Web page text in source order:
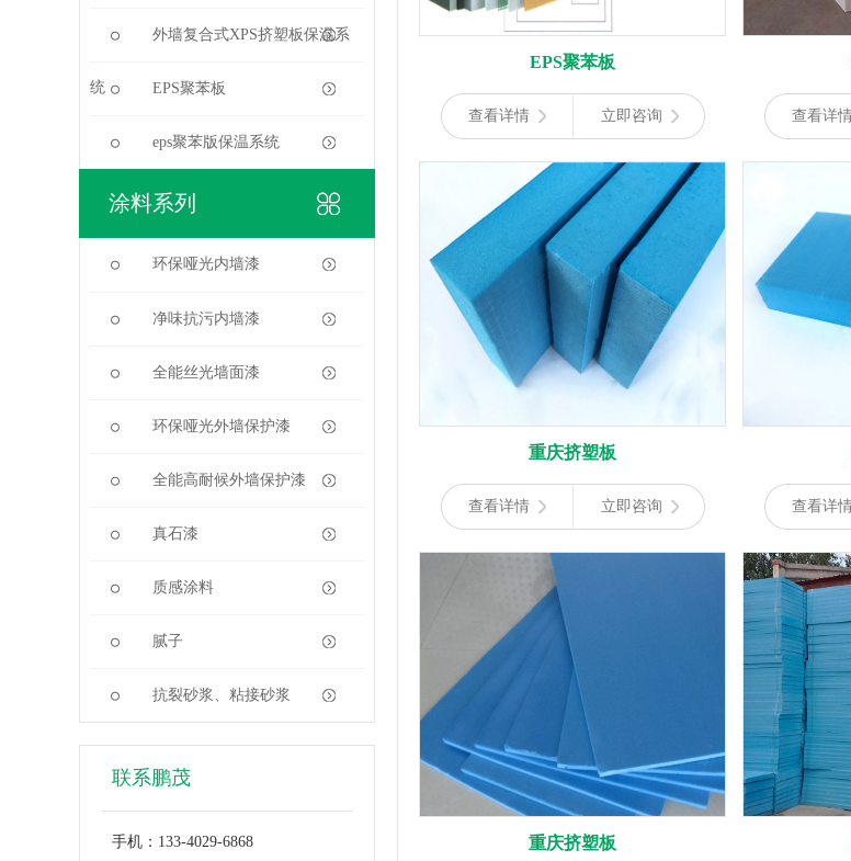
外墙复合式XPS挤塑板保温系
统 EPS聚苯板
eps聚苯版保温系统
涂料系列
环保哑光内墙漆
净味抗污内墙漆
全能丝光墙面漆
环保哑光外墙保护漆
全能高耐候外墙保护漆
真石漆
质感涂料
腻子
抗裂砂浆、粘接砂浆
联系鹏茂
手机：133-4029-6868
EPS聚苯板
查看详情 立即咨询 查看详
重庆​挤塑板
查看详情 立即咨询 查看详
重庆挤塑板